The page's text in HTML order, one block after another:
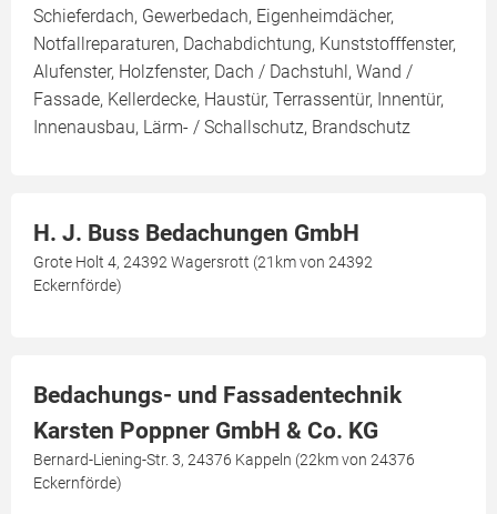
Schieferdach, Gewerbedach, Eigenheimdächer,
Notfallreparaturen, Dachabdichtung, Kunststofffenster,
Alufenster, Holzfenster, Dach / Dachstuhl, Wand /
Fassade, Kellerdecke, Haustür, Terrassentür, Innentür,
Innenausbau, Lärm- / Schallschutz, Brandschutz
H. J. Buss Bedachungen GmbH
Grote Holt 4, 24392 Wagersrott (21km von 24392
Eckernförde)
Bedachungs- und Fassadentechnik
Karsten Poppner GmbH & Co. KG
Bernard-Liening-Str. 3, 24376 Kappeln (22km von 24376
Eckernförde)